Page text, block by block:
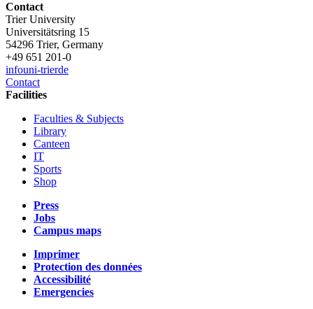
Contact
Trier University
Universitätsring 15
54296 Trier, Germany
+49 651 201-0
infouni-trierde
Contact
Facilities
Faculties & Subjects
Library
Canteen
IT
Sports
Shop
Press
Jobs
Campus maps
Imprimer
Protection des données
Accessibilité
Emergencies